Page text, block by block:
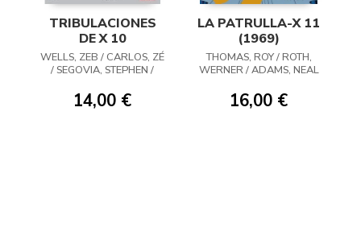
TRIBULACIONES
DE X 10
WELLS, ZEB / CARLOS, ZÉ
/ SEGOVIA, STEPHEN /
MARCUS / DUGGAN,
GERRY / LOLLI, MATTEO /
14,00 €
LA PATRULLA-X 11
(1969)
THOMAS, ROY / ROTH,
WERNER / ADAMS, NEAL
16,00 €